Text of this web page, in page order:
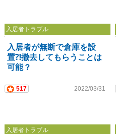
入居者トラブル
入居者が無断で倉庫を設
置⁈撤去してもらうことは
可能？
517 2022/03/31
入居者トラブル